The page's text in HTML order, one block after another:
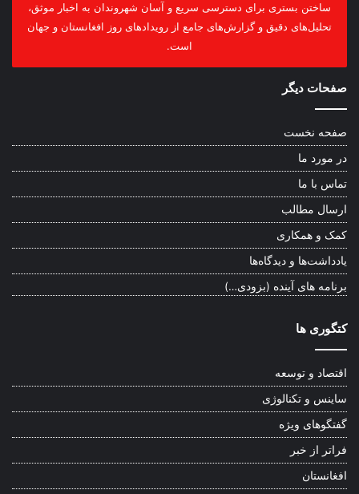
ساختن بستری برای دسترسی سریع و آسان شهروندان به اخبار موثق،
تحلیل‌های دقیق و گزارش‌های جامع از رویدادهای روز افغانستان و جهان
است.
صفحات دیگر
صفحه نخست
در مورد ما
تماس با ما
ارسال مطالب
کمک و همکاری
یادداشت‌ها و دیدگاه‌ها
برنامه های آینده (بزودی…)
کتگوری ها
اقتصاد و توسعه
ساینس و تکنالوژی
گفتگوهای ویژه
فراتر از خبر
افغانستان